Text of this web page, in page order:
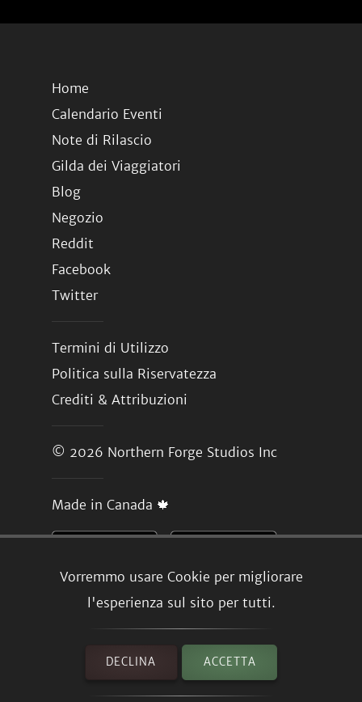
Vorremmo usare Cookie per migliorare
l'esperienza sul sito per tutti.
DECLINA ACCETTA
Home
Calendario Eventi
Note di Rilascio
Gilda dei Viaggiatori
Blog
Negozio
Reddit
Facebook
Twitter
Termini di Utilizzo
Politica sulla Riservatezza
Crediti & Attribuzioni
© 2026 Northern Forge Studios Inc
Made in Canada 🍁